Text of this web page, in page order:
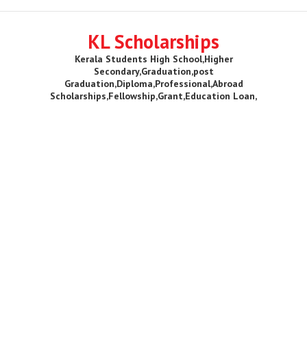
KL Scholarships
Kerala Students High School,Higher
Secondary,Graduation,post
Graduation,Diploma,Professional,Abroad
Scholarships,Fellowship,Grant,Education Loan,